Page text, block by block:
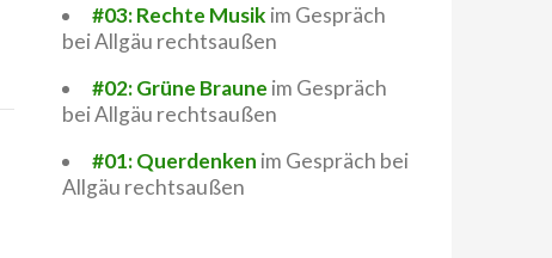
#03: Rechte Musik im Gespräch
bei Allgäu rechtsaußen
#02: Grüne Braune im Gespräch
bei Allgäu rechtsaußen
#01: Querdenken im Gespräch bei
Allgäu rechtsaußen